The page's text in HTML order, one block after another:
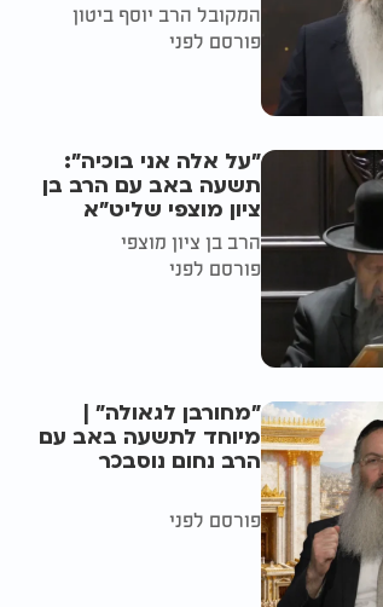
המקובל הרב יוסף ביטון
פורסם לפני
"על אלה אני בוכיה":
תשעה באב עם הרב בן
ציון מוצפי שליט"א
הרב בן ציון מוצפי
פורסם לפני
"מחורבן לגאולה" |
מיוחד לתשעה באב עם
הרב נחום נוסבכר
פורסם לפני